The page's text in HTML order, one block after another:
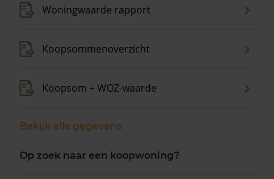
Woningwaarde rapport
Koopsommenoverzicht
Koopsom + WOZ-waarde
Bekijk alle gegevens
Op zoek naar een koopwoning?